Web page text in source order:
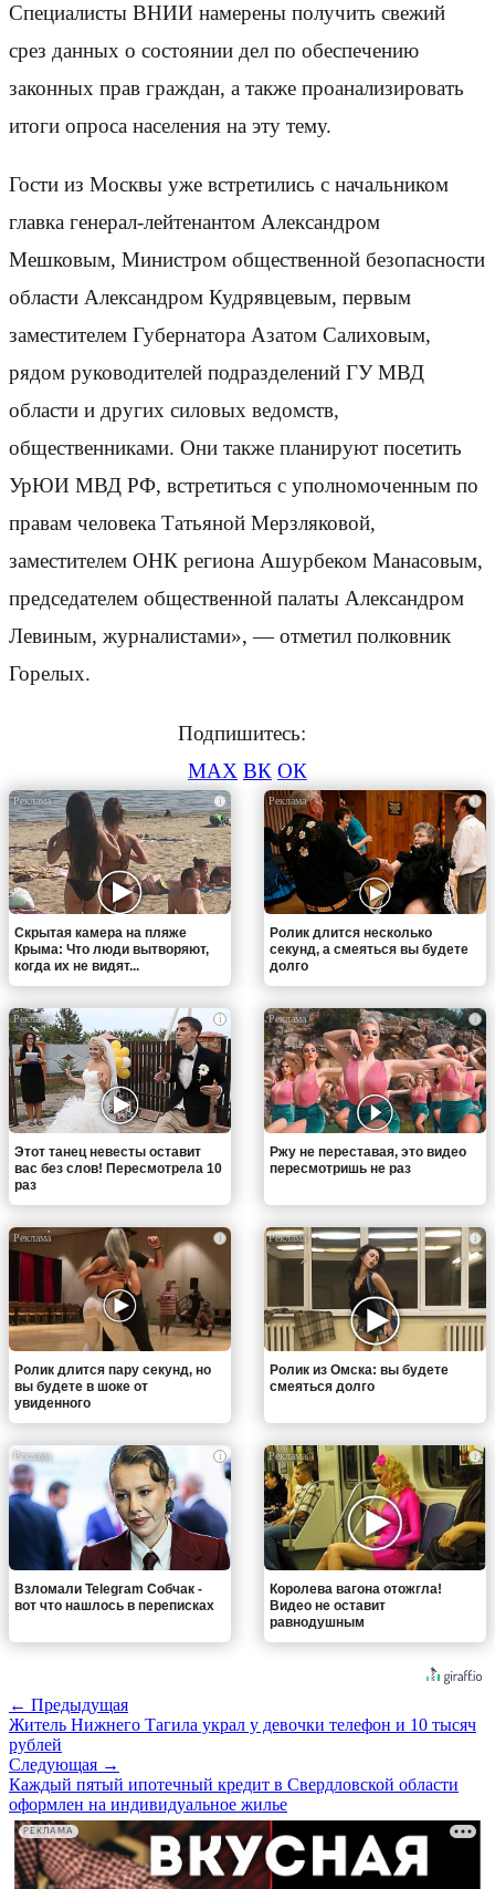
Специалисты ВНИИ намерены получить свежий
срез данных о состоянии дел по обеспечению
законных прав граждан, а также проанализировать
итоги опроса населения на эту тему.
Гости из Москвы уже встретились с начальником
главка генерал-лейтенантом Александром
Мешковым, Министром общественной безопасности
области Александром Кудрявцевым, первым
заместителем Губернатора Азатом Салиховым,
рядом руководителей подразделений ГУ МВД
области и других силовых ведомств,
общественниками. Они также планируют посетить
УрЮИ МВД РФ, встретиться с уполномоченным по
правам человека Татьяной Мерзляковой,
заместителем ОНК региона Ашурбеком Манасовым,
председателем общественной палаты Александром
Левиным, журналистами», — отметил полковник
Горелых.
Подпишитесь:
MAX ВК ОК
i
Скрытая камера на пляже
Крыма: Что люди вытворяют,
когда их не видят...
i
Ролик длится несколько
секунд, а смеяться вы будете
долго
i
Этот танец невесты оставит
вас без слов! Пересмотрела 10
раз
i
Ржу не переставая, это видео
пересмотришь не раз
i
Ролик длится пару секунд, но
вы будете в шоке от
увиденного
i
Ролик из Омска: вы будете
смеяться долго
i
Взломали Telegram Собчак -
вот что нашлось в переписках
i
Королева вагона отожгла!
Видео не оставит
равнодушным
← Предыдущая
Житель Нижнего Тагила украл у девочки телефон и 10 тысяч
рублей
Следующая →
Каждый пятый ипотечный кредит в Свердловской области
оформлен на индивидуальное жилье
РЕКЛАМА